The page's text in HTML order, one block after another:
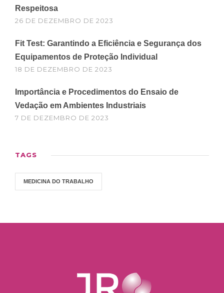
Respeitosa
26 DE DEZEMBRO DE 2023
Fit Test: Garantindo a Eficiência e Segurança dos
Equipamentos de Proteção Individual
18 DE DEZEMBRO DE 2023
Importância e Procedimentos do Ensaio de
Vedação em Ambientes Industriais
7 DE DEZEMBRO DE 2023
TAGS
MEDICINA DO TRABALHO